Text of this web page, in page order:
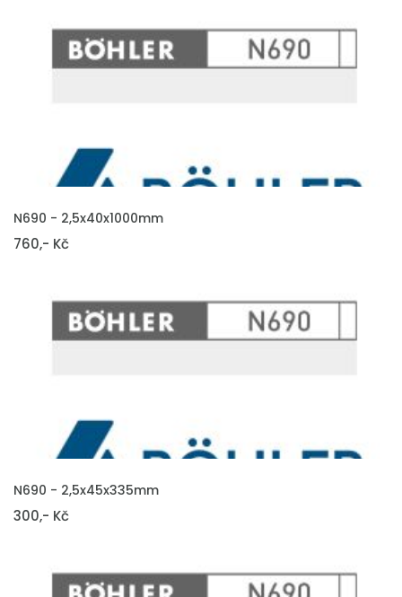
VLOŽIT DO KOŠÍKU
N690 - 2,5x40x1000mm
760,- Kč
VLOŽIT DO KOŠÍKU
N690 - 2,5x45x335mm
300,- Kč